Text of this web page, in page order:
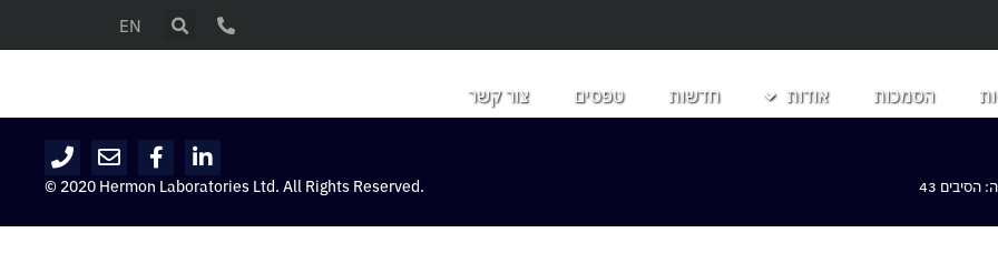
EN
הסמכות אודות חדשות טפסים צור קשר
43
© 2020 Hermon Laboratories Ltd. All Rights Reserved.